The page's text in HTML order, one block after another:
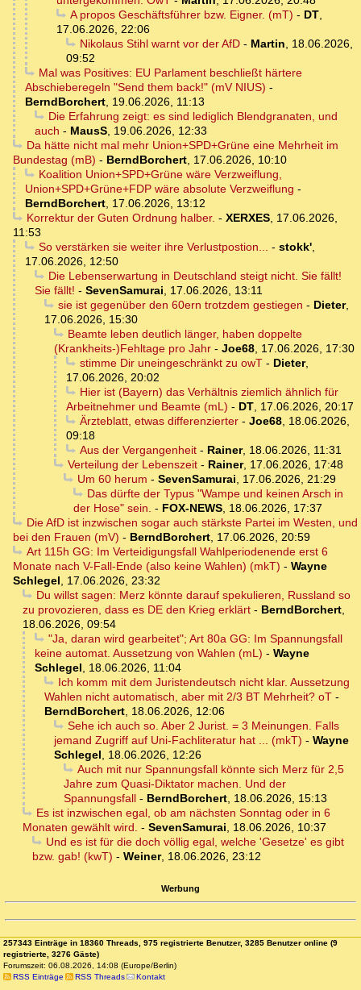
A propos Geschäftsführer bzw. Eigner. (mT) - DT,
17.06.2026, 22:06
Nikolaus Stihl warnt vor der AfD- Martin, 18.06.2026,
09:52
Mal was Positives: EU Parlament beschließt härtere
Abschieberegeln "Send them back!" (mV NIUS) -
BerndBorchert, 19.06.2026, 11:13
Die Erfahrung zeigt: es sind lediglich Blendgranaten, und
auch - MausS, 19.06.2026, 12:33
Da hätte nicht mal mehr Union+SPD+Grüne eine Mehrheit im
Bundestag (mB) - BerndBorchert, 17.06.2026, 10:10
Koalition Union+SPD+Grüne wäre Verzweiflung,
Union+SPD+Grüne+FDP wäre absolute Verzweiflung -
BerndBorchert, 17.06.2026, 13:12
Korrektur der Guten Ordnung halber. - XERXES, 17.06.2026,
11:53
So verstärken sie weiter ihre Verlustpostion... - stokk',
17.06.2026, 12:50
Die Lebenserwartung in Deutschland steigt nicht. Sie fällt!
Sie fällt! - SevenSamurai, 17.06.2026, 13:11
sie ist gegenüber den 60ern trotzdem gestiegen - Dieter,
17.06.2026, 15:30
Beamte leben deutlich länger, haben doppelte
(Krankheits-)Fehltage pro Jahr - Joe68, 17.06.2026, 17:30
stimme Dir uneingeschränkt zu owT- Dieter,
17.06.2026, 20:02
Hier ist (Bayern) das Verhältnis ziemlich ähnlich für
Arbeitnehmer und Beamte (mL) - DT, 17.06.2026, 20:17
Ärzteblatt, etwas differenzierter- Joe68, 18.06.2026,
09:18
Aus der Vergangenheit- Rainer, 18.06.2026, 11:31
Verteilung der Lebenszeit- Rainer, 17.06.2026, 17:48
Um 60 herum - SevenSamurai, 17.06.2026, 21:29
Das dürfte der Typus "Wampe und keinen Arsch in
der Hose" sein. - FOX-NEWS, 18.06.2026, 17:37
Die AfD ist inzwischen sogar auch stärkste Partei im Westen, und
bei den Frauen (mV) - BerndBorchert, 17.06.2026, 20:59
Art 115h GG: Im Verteidigungsfall Wahlperiodenende erst 6
Monate nach V-Fall-Ende (also keine Wahlen) (mkT) - Wayne
Schlegel, 17.06.2026, 23:32
Du willst sagen: Merz könnte darauf spekulieren, Russland so
zu provozieren, dass es DE den Krieg erklärt - BerndBorchert,
18.06.2026, 09:54
"Ja, daran wird gearbeitet"; Art 80a GG: Im Spannungsfall
keine automat. Aussetzung von Wahlen (mL) - Wayne
Schlegel, 18.06.2026, 11:04
Ich komm mit dem Juristendeutsch nicht klar. Aussetzung
Wahlen nicht automatisch, aber mit 2/3 BT Mehrheit? oT -
BerndBorchert, 18.06.2026, 12:06
Sehe ich auch so. Aber 2 Jurist. = 3 Meinungen. Falls
jemand Zugriff auf Uni-Fachliteratur hat ... (mkT) - Wayne
Schlegel, 18.06.2026, 12:26
Auch mit nur Spannungsfall könnte sich Merz für 2,5
Jahre zum Quasi-Diktator machen. Und der
Spannungsfall - BerndBorchert, 18.06.2026, 15:13
Es ist inzwischen egal, ob am nächsten Sonntag oder in 6
Monaten gewählt wird. - SevenSamurai, 18.06.2026, 10:37
Und es ist für die doch völlig egal, welche 'Gesetze' es gibt
bzw. gab! (kwT) - Weiner, 18.06.2026, 23:12
Werbung
257343 Einträge in 18360 Threads, 975 registrierte Benutzer, 3285 Benutzer online (9
registrierte, 3276 Gäste)
Forumszeit: 06.08.2026, 14:08 (Europe/Berlin)
RSS Einträge
RSS Threads Kontakt